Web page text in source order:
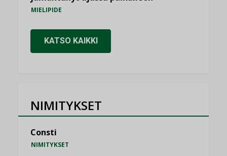
MIELIPIDE
KATSO KAIKKI
NIMITYKSET
Consti
NIMITYKSET